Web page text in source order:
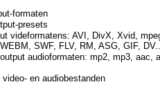
formaten
presets
videformatens: AVI, DivX, Xvid,
SWF, FLV, RM, ASG, GIF,
audioformaten: mp2, mp3, aac,
en audiobestanden